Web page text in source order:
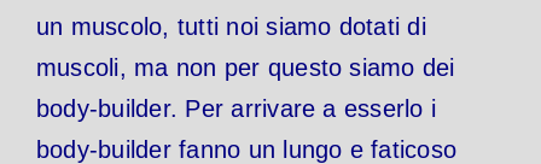
un muscolo, tutti noi siamo dotati di
muscoli, ma non per questo siamo dei
body-builder. Per arrivare a esserlo i
body-builder fanno un lungo e faticoso